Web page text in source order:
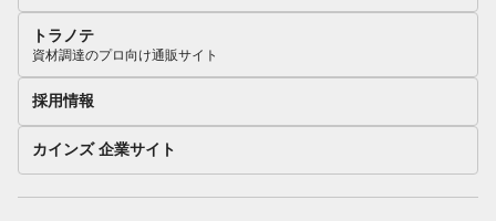
トラノテ
資材調達のプロ向け通販サイト
採用情報
カインズ 企業サイト